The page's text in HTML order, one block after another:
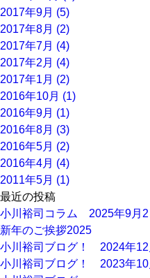
2017年9月 (5)
2017年8月 (2)
2017年7月 (4)
2017年2月 (4)
2017年1月 (2)
2016年10月 (1)
2016年9月 (1)
2016年8月 (3)
2016年5月 (2)
2016年4月 (4)
2011年5月 (1)
最近の投稿
小川裕司コラム 2025年9月2
新年のご挨拶2025
小川裕司ブログ！ 2024年12
小川裕司ブログ！ 2023年10